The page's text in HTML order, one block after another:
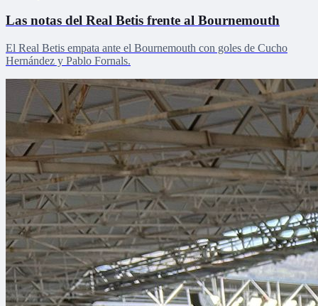
Las notas del Real Betis frente al Bournemouth
El Real Betis empata ante el Bournemouth con goles de Cucho
Hernández y Pablo Fornals.